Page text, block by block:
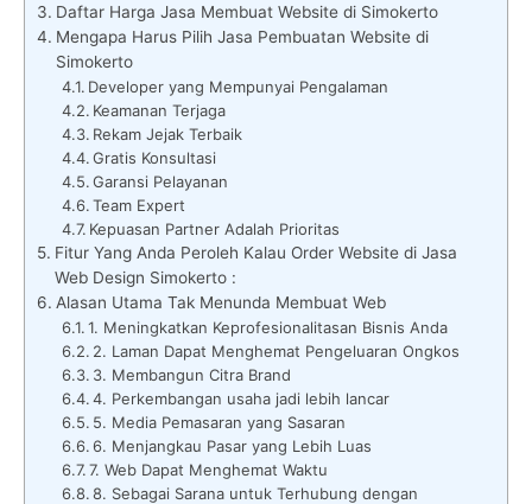
Daftar Harga Jasa Membuat Website di Simokerto
Mengapa Harus Pilih Jasa Pembuatan Website di
Simokerto
Developer yang Mempunyai Pengalaman
Keamanan Terjaga
Rekam Jejak Terbaik
Gratis Konsultasi
Garansi Pelayanan
Team Expert
Kepuasan Partner Adalah Prioritas
Fitur Yang Anda Peroleh Kalau Order Website di Jasa
Web Design Simokerto :
Alasan Utama Tak Menunda Membuat Web
1. Meningkatkan Keprofesionalitasan Bisnis Anda
2. Laman Dapat Menghemat Pengeluaran Ongkos
3. Membangun Citra Brand
4. Perkembangan usaha jadi lebih lancar
5. Media Pemasaran yang Sasaran
6. Menjangkau Pasar yang Lebih Luas
7. Web Dapat Menghemat Waktu
8. Sebagai Sarana untuk Terhubung dengan